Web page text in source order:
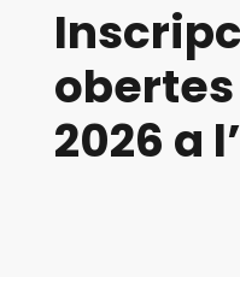
2026 a